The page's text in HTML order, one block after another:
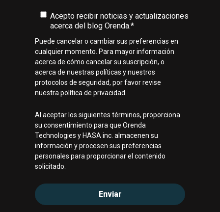
Acepto recibir noticias y actualizaciones
acerca del blog Orenda.*
Puede cancelar o cambiar sus preferencias en
cualquier momento. Para mayor información
acerca de cómo cancelar su suscripción, o
acerca de nuestras políticas y nuestros
protocolos de seguridad, por favor revise
nuestra política de privacidad.
Al aceptar los siguientes términos, proporciona
su consentimiento para que Orenda
Technologies y HASA inc. almacenen su
información y procesen sus preferencias
personales para proporcionar el contenido
solicitado.